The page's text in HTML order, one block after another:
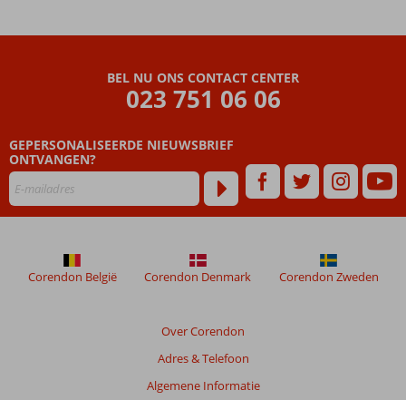
BEL NU ONS CONTACT CENTER
023 751 06 06
GEPERSONALISEERDE NIEUWSBRIEF
ONTVANGEN?
Over Corendon
Adres & Telefoon
Algemene Informatie
Corendon België Corendon Denmark Corendon Zweden